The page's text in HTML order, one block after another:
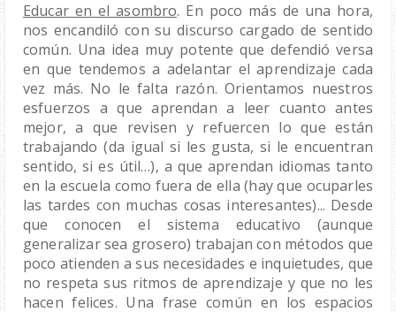
Educar en el asombro. En poco más de una hora,
nos encandiló con su discurso cargado de sentido
común. Una idea muy potente que defendió versa
en que tendemos a adelantar el aprendizaje cada
vez más. No le falta razón. Orientamos nuestros
esfuerzos a que aprendan a leer cuanto antes
mejor, a que revisen y refuercen lo que están
trabajando (da igual si les gusta, si le encuentran
sentido, si es útil…), a que aprendan idiomas tanto
en la escuela como fuera de ella (hay que ocuparles
las tardes con muchas cosas interesantes)... Desde
que conocen el sistema educativo (aunque
generalizar sea grosero) trabajan con métodos que
poco atienden a sus necesidades e inquietudes, que
no respeta sus ritmos de aprendizaje y que no les
hacen felices. Una frase común en los espacios